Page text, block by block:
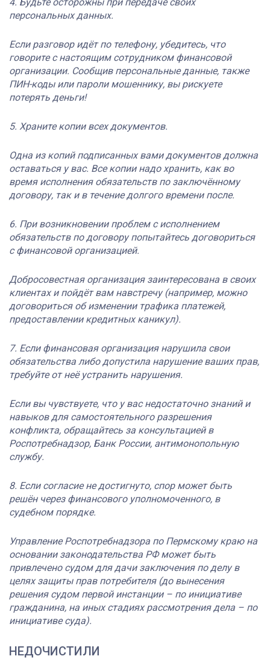
персональных данных.
Если разговор идёт по телефону, убедитесь, что
говорите с настоящим сотрудником финансовой
организации. Сообщив персональные данные, также
ПИН-коды или пароли мошеннику, вы рискуете
потерять деньги!
5. Храните копии всех документов.
Одна из копий подписанных вами документов должна
оставаться у вас. Все копии надо хранить, как во
время исполнения обязательств по заключённому
договору, так и в течение долгого времени после.
6. При возникновении проблем с исполнением
обязательств по договору попытайтесь договориться
с финансовой организацией.
Добросовестная организация заинтересована в своих
клиентах и пойдёт вам навстречу (например, можно
договориться об изменении трафика платежей,
предоставлении кредитных каникул).
7. Если финансовая организация нарушила свои
обязательства либо допустила нарушение ваших прав,
требуйте от неё устранить нарушения.
Если вы чувствуете, что у вас недостаточно знаний и
навыков для самостоятельного разрешения
конфликта, обращайтесь за консультацией в
Роспотребнадзор, Банк России, антимонопольную
службу.
8. Если согласие не достигнуто, спор может быть
решён через финансового уполномоченного, в
судебном порядке.
Управление Роспотребнадзора по Пермскому краю на
основании законодательства РФ может быть
привлечено судом для дачи заключения по делу в
целях защиты прав потребителя (до вынесения
решения судом первой инстанции – по инициативе
гражданина, на иных стадиях рассмотрения дела – по
инициативе суда).
НЕДОЧИСТИЛИ